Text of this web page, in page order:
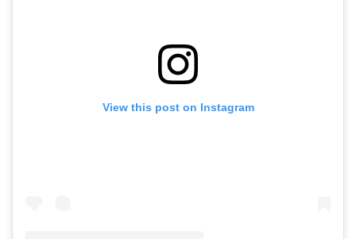
View this post on Instagram